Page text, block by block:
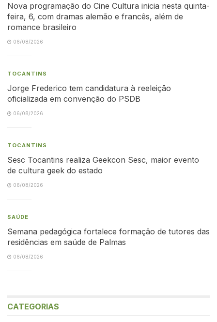
Nova programação do Cine Cultura inicia nesta quinta-
feira, 6, com dramas alemão e francês, além de
romance brasileiro
06/08/2026
TOCANTINS
Jorge Frederico tem candidatura à reeleição
oficializada em convenção do PSDB
06/08/2026
TOCANTINS
Sesc Tocantins realiza Geekcon Sesc, maior evento
de cultura geek do estado
06/08/2026
SAÚDE
Semana pedagógica fortalece formação de tutores das
residências em saúde de Palmas
06/08/2026
CATEGORIAS